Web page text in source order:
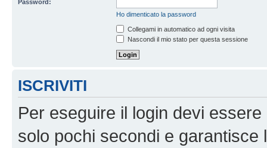
Password:
Ho dimenticato la password
Collegami in automatico ad ogni visita
Nascondi il mio stato per questa sessione
ISCRIVITI
Per eseguire il login devi
solo pochi secondi e garantisce